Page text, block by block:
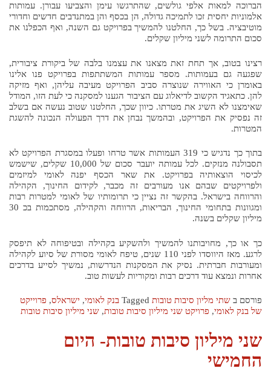
הברוכה למאות אלפי גולשים, שהתרגשו עימן והצביעו עבורן. עמותות
אלמוניות יחסית זכו לתמיכה גדולה, הן בכסף והן במתנדבים חדשים וחדורי
מוטיבציה. בשל כך, החלטנו להמשיך בפרויקט גם השנה, ואף הכפלנו את
סכום התרומה לשני מיליון שקלים.
רצינו בטוב, אך תחת זאת מצאנו את עצמנו בלבה של ביקורת ציבורית,
שפגעה גם בעמותות. מספר עמותות המשתתפות בפרויקט פנו אלינו
באומרן כי האווירה שנוצרה סביב הפרויקט מעיבה עליהן, ואף מזיקה
להן. כתאגיד הקשוב לדיאלוג עם הציבור הגענו למסקנה כי לעת הזו, המודל
שאימצנו לא השיג את מטרתו. כיוון שכך, החלטנו שטוב נעשה אם בשלב
זה נפסיק את הפרויקט, ובהמשך נבחן את דרך הפעולה הנכונה להשגת
המטרות.
בתוך כך נדגיש כי 319 העמותות אשר טרחו ופעלו במסגרת הפרויקט לא
תסבולנה מנזקים. לכל עמותה יועבר סכום של 10,000 שקלים, שישמש
לכיסוי הוצאותיה בפרויקט. את שאר הכסף יפנה לאומי למיזמים
ולפרויקטים שבהם אנו מעורבים זה מכבר, לקידום החינוך, הקהילה
והרווחה בישראל. בהקשר זה נציין כי תרומותיו של לאומי למטרות רבות
ומגוונות בתחומי החינוך, הבריאות, הרווחה והקהילה, מסתכמות בכ 30
מיליון שקלים בשנה.
כך או כך, מחויבותנו להמשיך ולהשקיע בקהילה ובטיפוחה לא תיפסק
לרגע. מאז היווסדו לפני 110 שנים, טיפח לאומי מסורת של סיוע לקהילה
ומעורבות חברתית. נסיק את המסקנות הנדרשות, נמשיך לסייע בדרכים
אחרות ונמצא עוד דרכים רבות ומקוריות לעשות טוב.
פורסם ב שתי מליון סיבות טובות Tagged בנק לאומי, ישראלס, פרוייקט
של בנק לאומי, פרויקט שני מיליון סיבות טובות, שני מיליון סיבות טובות
שני מיליון סיבות טובות- היום
החמישי